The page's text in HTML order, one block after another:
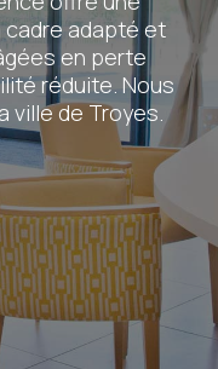
adapté et
en perte
réduite. Nous
ville de Troyes.